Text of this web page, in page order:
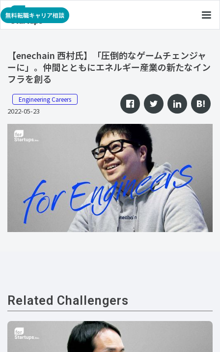
無料転職キャリア相談
【enechain 西村氏】「圧倒的なゲームチェンジャ
ーに」。仲間とともにエネルギー産業の新たなイン
フラを創る
Engineering Careers
2022-05-23
Related Challengers